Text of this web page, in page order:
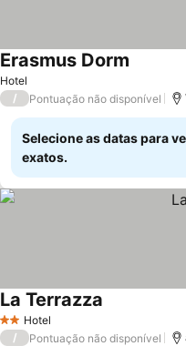
Hotel
Erasmus Dorm
/ Pontuação não disponível
Selecione as datas para
exatos.
2 Estrelas
Hotel
La Terrazza
/ Pontuação não disponível